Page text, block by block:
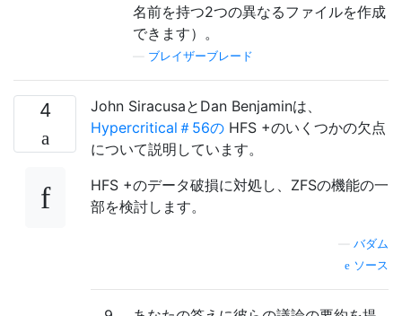
名前を持つ2つの異なるファイルを作成
できます）。
ブレイザーブレード
4
John SiracusaとDan Benjaminは、
Hypercritical＃56の HFS +のいくつかの欠点
について説明しています。
HFS +のデータ破損に対処し、ZFSの機能の一
部を検討します。
バダム
ソース